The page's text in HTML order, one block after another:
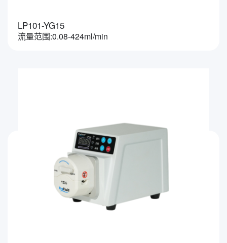
LP101-YG15
流量范围:0.08-424ml/min